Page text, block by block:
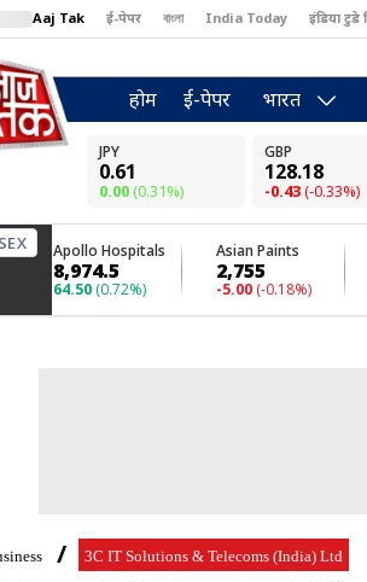
Aaj Tak ई-पेपर বাংলা India Today इंडिया टुडे
होम ई-पेपर भारत
3C IT Solutions & Telecoms (India) Ltd